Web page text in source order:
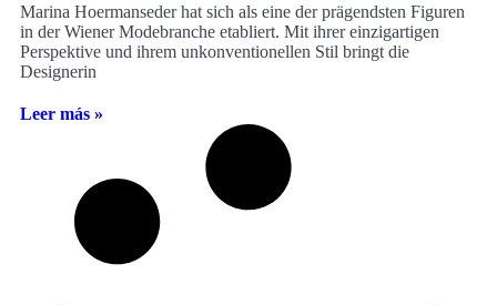
Marina Hoermanseder hat sich als eine der prägendsten Figuren
in der Wiener Modebranche etabliert. Mit ihrer einzigartigen
Perspektive und ihrem unkonventionellen Stil bringt die
Designerin
Leer más »